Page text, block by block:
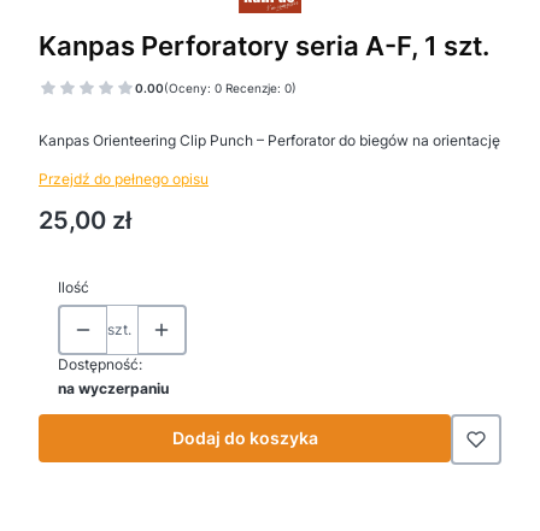
Kanpas Perforatory seria A-F, 1 szt.
0.00(Oceny: 0 Recenzje: 0)
Kanpas Orienteering Clip Punch – Perforator do biegów na orientację
Przejdź do pełnego opisu
Cena
25,00 zł
Ilość
szt.
Dostępność:
na wyczerpaniu
Dodaj do koszyka